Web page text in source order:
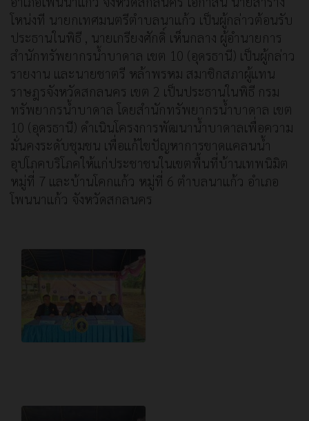
โหน่งที นายกเทศมนตรีตำบลนาแก้ว เป็นผู้กล่าวต้อนรับ
ประธานในพิธี , นายเกรียงศักดิ์ เห็นกลาง ผู้อำนายการ
สำนักทรัพยากรน้ำบาดาล เขต 10 (อุดรธานี) เป็นผู้กล่าว
รายงาน และนายชาตรี หล้าพรหม สมาชิกสภาผู้แทน
ราษฎรจังหวัดสกลนคร เขต 2 เป็นประธานในพิธี กรม
ทรัพยากรน้ำบาดาล โดยสำนักทรัพยากรน้ำบาดาล เขต
10 (อุดรธานี) ดำเนินโครงการพัฒนาน้ำบาดาลเพื่อความ
มั่นคงระดับชุมชน เพื่อแก้ไขปัญหาการขาดแคลนน้ำ
อุปโภคบริโภคให้แก่ประชาชนในเขตพื้นที่บ้านเทพนิมิต
หมู่ที่ 7 และบ้านโคกแก้ว หมู่ที่ 6 ตำบลนาแก้ว อำเภอ
โพนนาแก้ว จังหวัดสกลนคร